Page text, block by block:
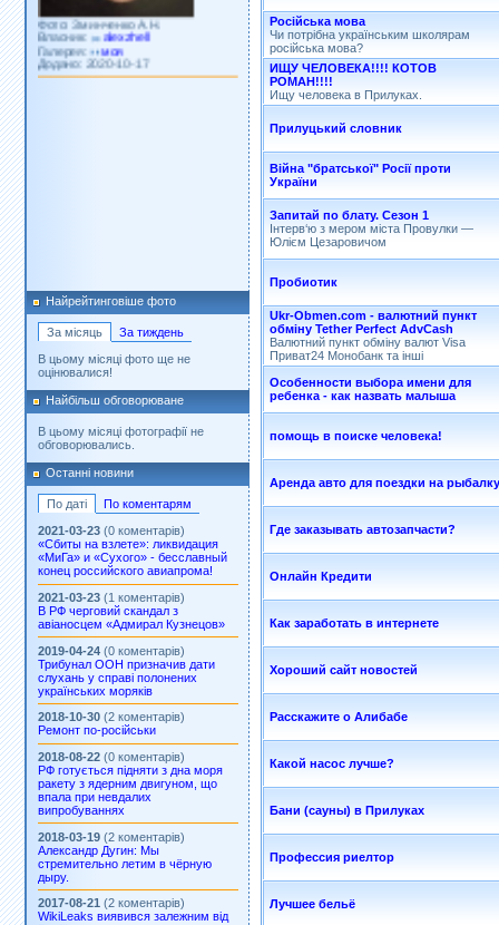
Фото: Зминченко А.Н.
Власник:
alexzhell
Галерея:
моя
Додано: 2020-10-17
Найрейтинговіше фото
За місяць
За тиждень
В цьому місяці фото ще не
оцінювалися!
Найбільш обговорюване
В цьому місяці фотографії не
обговорювались.
Останні новини
По даті
По коментарям
2021-03-23 (0 коментарів)
«Сбиты на взлете»: ликвидация
«МиГа» и «Сухого» - бесславный
конец российского авиапрома!
2021-03-23 (1 коментарів)
В РФ черговий скандал з
авіаносцем «Адмирал Кузнецов»
2019-04-24 (0 коментарів)
Трибунал ООН призначив дати
слухань у справі полонених
українських моряків
2018-10-30 (2 коментарів)
Ремонт по-російськи
2018-08-22 (0 коментарів)
РФ готується підняти з дна моря
ракету з ядерним двигуном, що
впала при невдалих
випробуваннях
2018-03-19 (2 коментарів)
Александр Дугин: Мы
стремительно летим в чёрную
дыру.
2017-08-21 (2 коментарів)
WikiLeaks виявився залежним від
Російська мова
Чи потрібна українським школярам
російська мова?
ИЩУ ЧЕЛОВЕКА!!!! КОТОВ
РОМАН!!!!
Ищу человека в Прилуках.
Прилуцький словник
Війна "братської" Росії проти
України
Запитай по блату. Сезон 1
Інтерв‘ю з мером міста Провулки —
Юлієм Цезаровичом
Пробиотик
Ukr-Obmen.com - валютний пункт
обміну Tether Perfect AdvCash
Валютний пункт обміну валют Visa
Приват24 Монобанк та інші
Особенности выбора имени для
ребенка - как назвать малыша
помощь в поиске человека!
Аренда авто для поездки на рыбалку
Где заказывать автозапчасти?
Онлайн Кредити
Как заработать в интернете
Хороший сайт новостей
Расскажите о Алибабе
Какой насос лучше?
Бани (сауны) в Прилуках
Профессия риелтор
Лучшее бельё